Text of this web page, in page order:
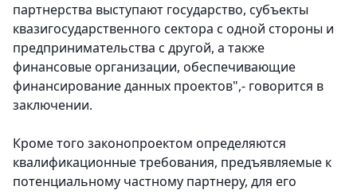
партнерства выступают государство, субъекты
квазигосударственного сектора с одной стороны и
предпринимательства с другой, а также
финансовые организации, обеспечивающие
финансирование данных проектов",- говорится в
заключении.
Кроме того законопроектом определяются
квалификационные требования, предъявляемые к
потенциальному частному партнеру, для его